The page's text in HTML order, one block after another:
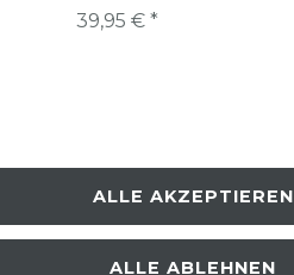
39,95 € *
ALLE AKZEPTIEREN
ALLE ABLEHNEN